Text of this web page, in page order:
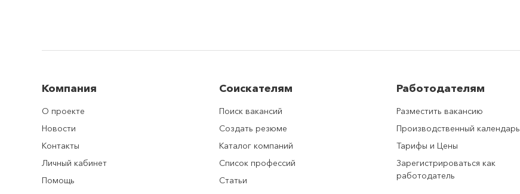
Компания
О проекте
Новости
Контакты
Личный кабинет
Помощь
Соискателям
Поиск вакансий
Создать резюме
Каталог компаний
Список профессий
Статьи
Работодателям
Разместить вакансию
Производственный календарь
Тарифы и Цены
Зарегистрироваться как
работодатель